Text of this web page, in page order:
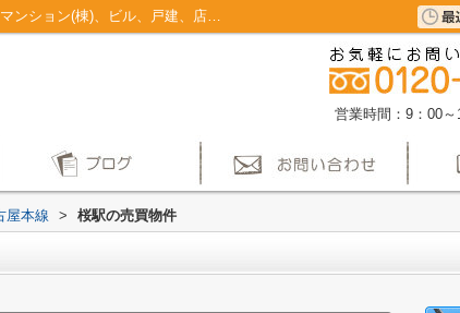
桜駅のマンション、戸建、土地、投資マンション、アパート(棟)、マンション(棟)、ビル、戸建、店舗事務所、その他、土地一覧｜仲介手数料無料！名古屋市で新築戸建てを探すならAplace
営業時間：9：00～
屋本線 > 桜駅の売買物件